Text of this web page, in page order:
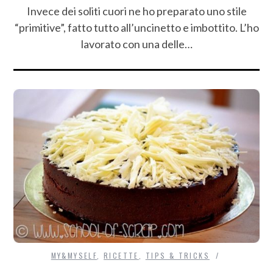
Invece dei soliti cuori ne ho preparato uno stile
“primitive”, fatto tutto all’uncinetto e imbottito. L’ho
lavorato con una delle…
MY&MYSELF ,RICETTE
TIPS & TRICKS